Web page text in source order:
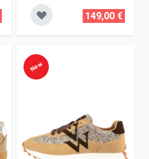
149,00 €
New